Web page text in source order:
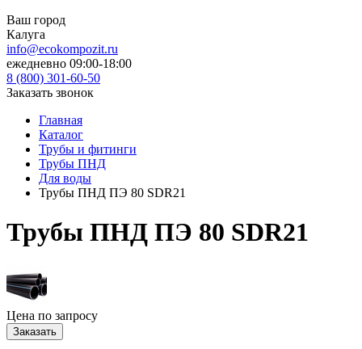
Ваш город
Калуга
info@ecokompozit.ru
ежедневно 09:00-18:00
8 (800) 301-60-50
Заказать звонок
Главная
Каталог
Трубы и фитинги
Трубы ПНД
Для воды
Трубы ПНД ПЭ 80 SDR21
Трубы ПНД ПЭ 80 SDR21
Цена по запросу
Заказать